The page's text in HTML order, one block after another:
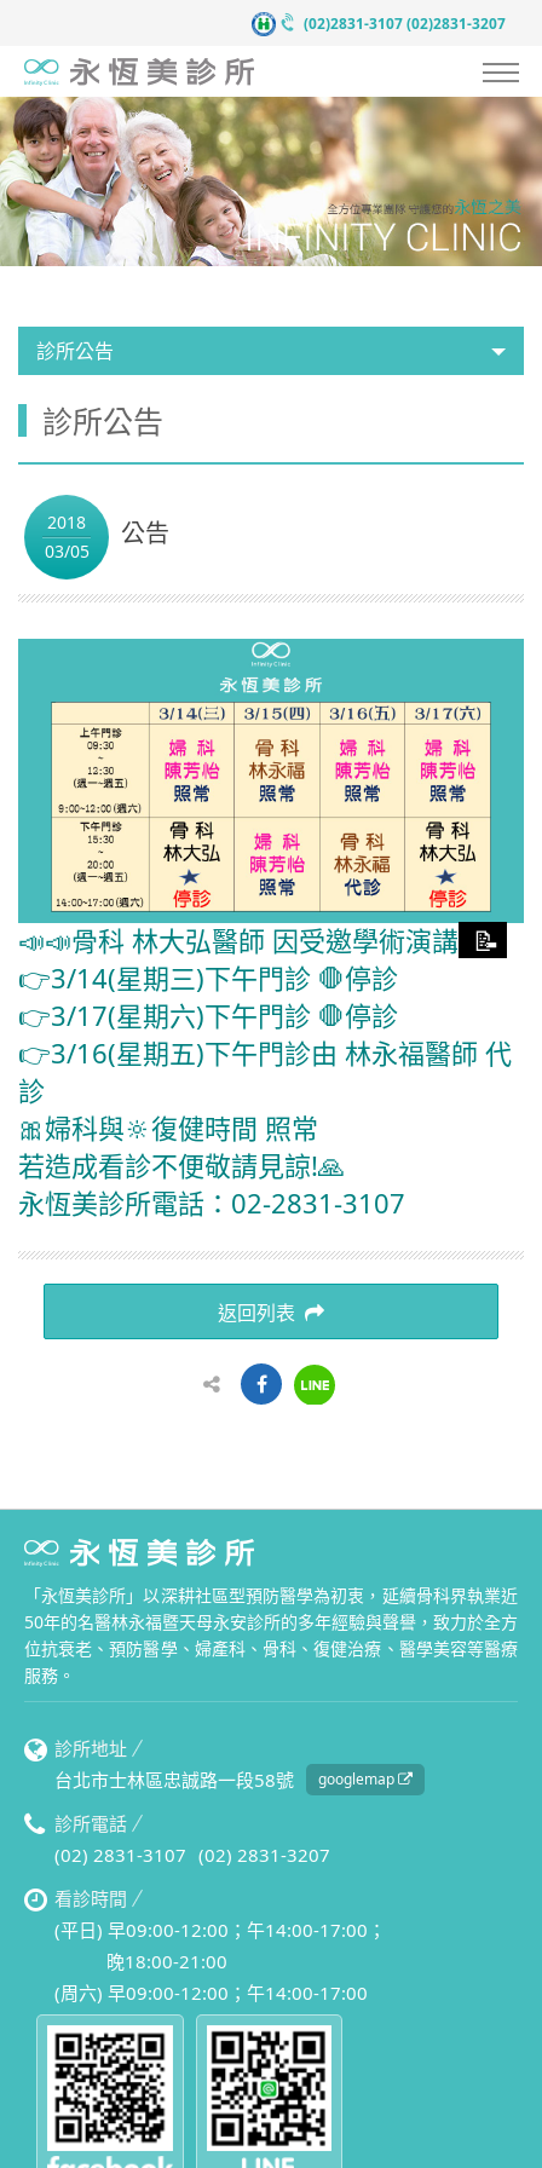
(02)2831-3107(02)2831-3207
認識永恆美
抗衰老預防醫學
服務項目
醫療團隊
醫療新知
新聞中心
聯絡我們
繁體中文
診所公告
診所公告
2018
03/05
公告
📣📣骨科 林大弘醫師 因受邀學術演講 📝
👉3/14(星期三)下午門診 🛑停診
👉3/17(星期六)下午門診 🛑停診
👉3/16(星期五)下午門診由 林永福醫師 代
診
🎀婦科與🔆復健時間 照常
若造成看診不便敬請見諒!🙏
永恆美診所電話：02-2831-3107
返回列表
「永恆美診所」以深耕社區型預防醫學為初衷，延續骨科界執業近
50年的名醫林永福暨天母永安診所的多年經驗與聲譽，致力於全方
位抗衰老、預防醫學、婦產科、骨科、復健治療、醫學美容等醫療
服務。
診所地址
台北市士林區忠誠路一段58號
googlemap
診所電話
(02) 2831-3107 (02) 2831-3207
看診時間
(平日) 早09:00-12:00；午14:00-17:00；
晚18:00-21:00
(周六) 早09:00-12:00；午14:00-17:00